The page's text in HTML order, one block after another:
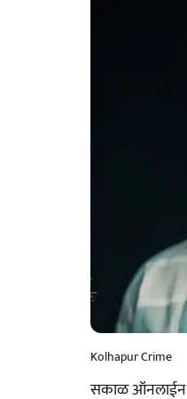
Kolhapur Crime
सकाळ ऑनलाईन